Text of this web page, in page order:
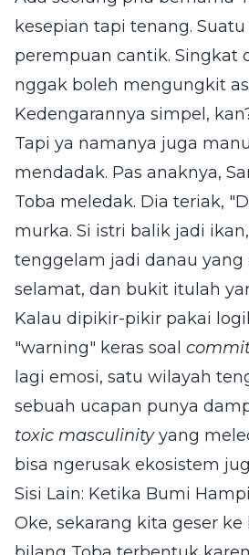
kesepian tapi tenang.
perempuan cantik. Singkat
nggak boleh mengungkit
Kedengarannya simpel,
Tapi ya namanya juga
mendadak. Pas anaknya,
Toba meledak. Dia teriak,
murka. Si istri balik jadi
tenggelam jadi danau yang
selamat, dan bukit itulah
Kalau dipikir-pikir pakai
"warning" keras soal
lagi emosi, satu wilayah
sebuah ucapan punya
toxic masculinityyang
bisa ngerusak ekosistem
Sisi Lain: Ketika Bumi
Oke, sekarang kita geser